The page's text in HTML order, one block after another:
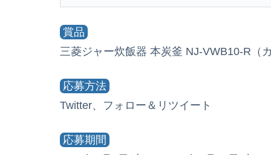
賞品
三菱ジャー炊飯器 本炭釜 NJ-VWB10-R（
応募方法
Twitter、フォロー＆リツイート
応募期間